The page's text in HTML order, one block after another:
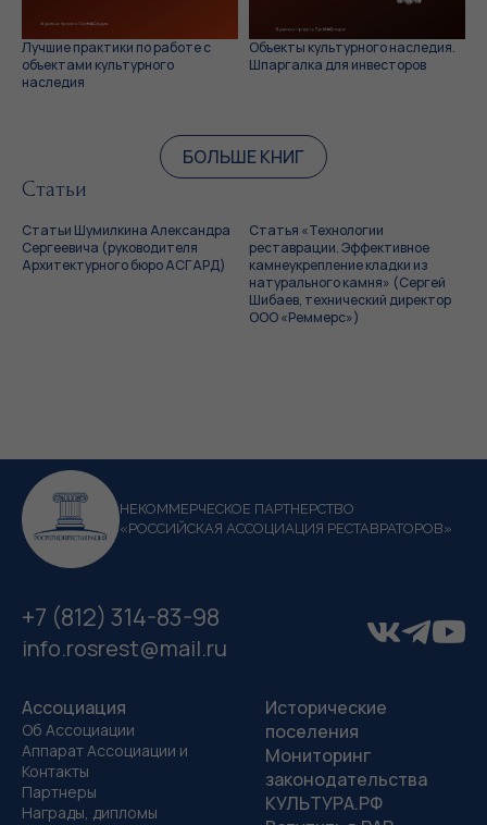
Лучшие практики по работе с
объектами культурного
наследия
Объекты культурного наследия.
Шпаргалка для инвесторов
БОЛЬШЕ КНИГ
Статьи
Статьи Шумилкина Александра
Сергеевича (руководителя
Архитектурного бюро АСГАРД)
Статья «Технологии
реставрации. Эффективное
камнеукрепление кладки из
натурального камня» (Сергей
Шибаев, технический директор
ООО «Реммерс»)
НЕКОММЕРЧЕСКОЕ ПАРТНЕРСТВО
«РОССИЙСКАЯ АССОЦИАЦИЯ РЕСТАВРАТОРОВ»
+7 (812) 314-83-98
info.rosrest@mail.ru
Ассоциация
Об Ассоциации
Аппарат Ассоциации и
Контакты
Партнеры
Награды, дипломы
Исторические
поселения
Мониторинг
законодательства
КУЛЬТУРА.РФ